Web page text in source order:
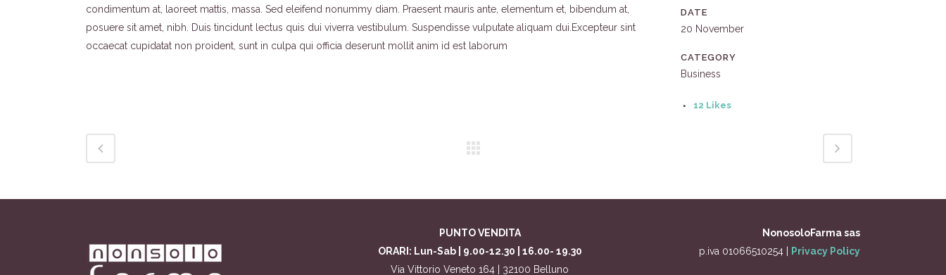
condimentum at, laoreet mattis, massa. Sed eleifend nonummy diam. Praesent mauris ante, elementum et, bibendum at,
posuere sit amet, nibh. Duis tincidunt lectus quis dui viverra vestibulum. Suspendisse vulputate aliquam dui.Excepteur sint
occaecat cupidatat non proident, sunt in culpa qui officia deserunt mollit anim id est laborum
DATE
20 November
CATEGORY
Business
12 Likes
PUNTO VENDITA
ORARI: Lun-Sab | 9.00-12.30 | 16.00- 19.30
Via Vittorio Veneto 164 | 32100 Belluno
NonosoloFarma sas
p.iva 01066510254 |
Privacy Policy